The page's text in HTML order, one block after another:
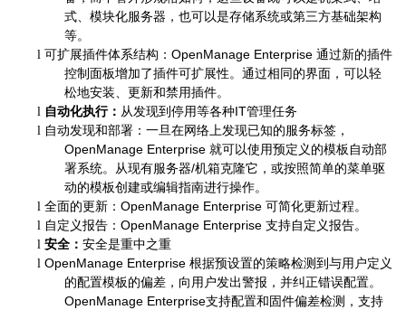
式、模块化服务器，也可以是存储系统或第三方基础架构
等。
l 可扩展插件体系结构：OpenManage Enterprise通过新的插件
控制面板增加了插件可扩展性。通过相同的界面，可以轻
松地安装、更新和禁用插件。
l 自动化执行： 从发现到停用等各种IT管理任务
l 自动发现和部署：一旦在网络上发现已知的服务标签，
OpenManage Enterprise 就可以使用预定义的模板自动部
署系统。从现有服务器/机箱克隆它，或按照简单的菜单驱
动的模板创建或编辑指南进行操作。
l 全面的更新：OpenManage Enterprise可简化更新过程。
l 自定义报告：OpenManage Enterprise支持自定义报告。
l 安全：安全是重中之重
l OpenManage Enterprise根据预设置的策略检测到与用户定义
的配置模板的偏差，向用户发出警报，并纠正错误配置。
OpenManage Enterprise支持配置和固件偏差检测，支持